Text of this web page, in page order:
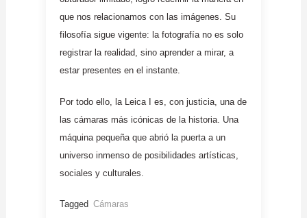
que nos relacionamos con las imágenes. Su
filosofía sigue vigente: la fotografía no es solo
registrar la realidad, sino aprender a mirar, a
estar presentes en el instante.
Por todo ello, la Leica I es, con justicia, una de
las cámaras más icónicas de la historia. Una
máquina pequeña que abrió la puerta a un
universo inmenso de posibilidades artísticas,
sociales y culturales.
Tagged Cámaras